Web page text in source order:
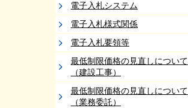
電子入札システム
電子入札様式関係
電子入札要領等
最低制限価格の見直しについて
（建設工事）
最低制限価格の見直しについて
（業務委託）